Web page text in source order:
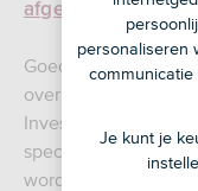
afgekeurdvoor de
Goedkeuren en
overigens niet zelf.
Investors, het
speciale
worden opgenomen
personaliseren
Je kunt je